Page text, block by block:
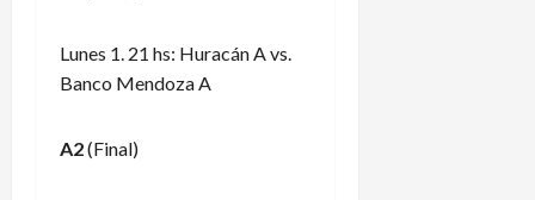
Lunes 1. 21 hs: Huracán A vs.
Banco Mendoza A
A2(Final)